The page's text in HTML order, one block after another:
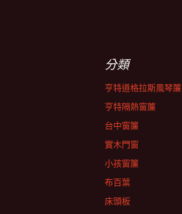
分類
亨特道格拉斯風琴簾
亨特隔熱窗簾
台中窗簾
實木門窗
小孩窗簾
布百葉
床頭板